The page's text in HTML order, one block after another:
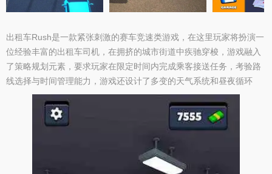
出租车Rush是一款紧张刺激的赛车竞速类游戏，在这里玩家将扮演一
位经验丰富的出租车司机，在拥挤的城市街道中疾驰穿梭，游戏融入
了策略规划元素，要求玩家在限定时间内完成乘客接送任务，考验路
线选择与时间管理能力，游戏还设计了多变的天气系统和昼夜循环